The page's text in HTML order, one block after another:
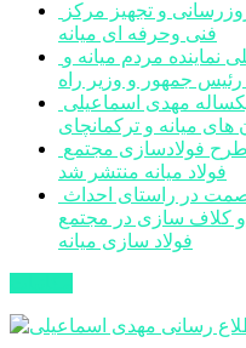
فنی وحرفه ای میانه
رئیس جمهور و وزیر راه
میانه و ترکمانچای
فولاد میانه منتشر شد
و کلاف سازی در مجتمع
فولاد سازی میانه